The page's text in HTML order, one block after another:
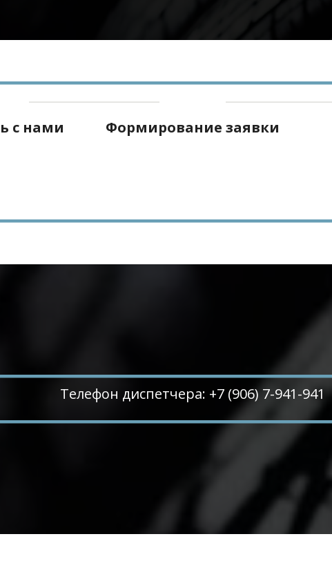
с нами Формирование заявки
Телефон диспетчера: +7 (906) 7-941-941